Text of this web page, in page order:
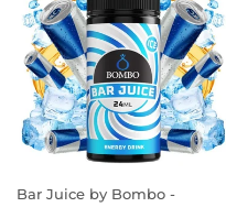
Bar Juice by Bombo -